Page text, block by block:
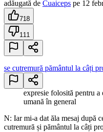
adăugată de Cuaiceps pe 12
718
111
se cutremură pământul la câți
expresie folosită pentru a
umană în general
N: Iar mi-a dat ăla mesaj după
cutremură și pământul la câți